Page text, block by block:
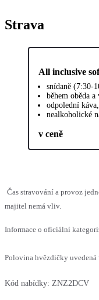
Strava
All inclusive
snídaně (7:30-
během oběda
odpolední
nealkoholické
v ceně
Čas stravování a provoz
majitel nemá vliv.
Informace o oficiální
Polovina hvězdičky
Kód nabídky: ZNZ2DCV